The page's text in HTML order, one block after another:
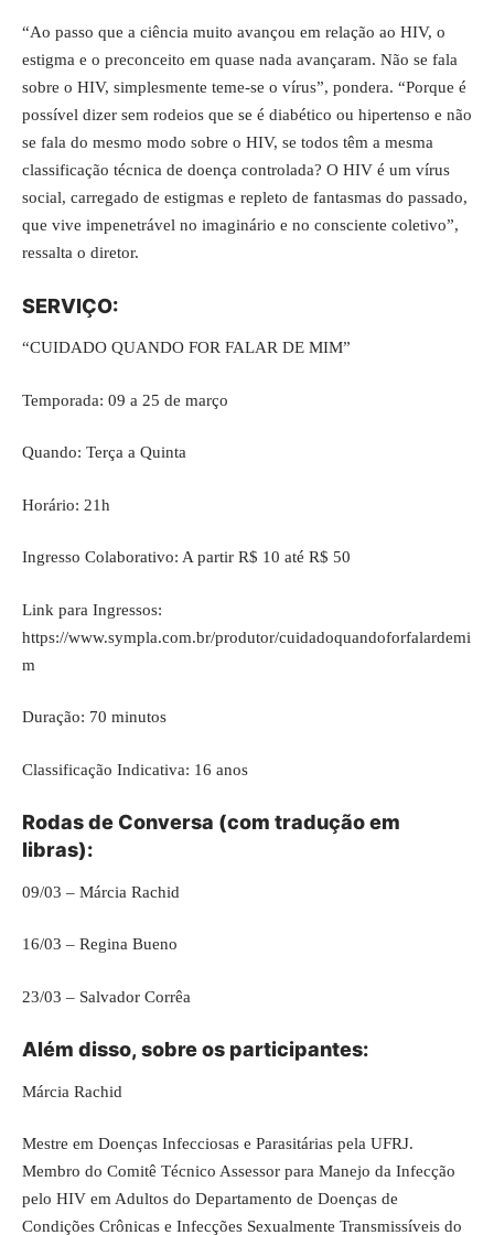
“Ao passo que a ciência muito avançou em relação ao HIV, o
estigma e o preconceito em quase nada avançaram. Não se fala
sobre o HIV, simplesmente teme-se o vírus”, pondera. “Porque é
possível dizer sem rodeios que se é diabético ou hipertenso e não
se fala do mesmo modo sobre o HIV, se todos têm a mesma
classificação técnica de doença controlada? O HIV é um vírus
social, carregado de estigmas e repleto de fantasmas do passado,
que vive impenetrável no imaginário e no consciente coletivo”,
ressalta o diretor.
SERVIÇO:
“CUIDADO QUANDO FOR FALAR DE MIM”
Temporada: 09 a 25 de março
Quando: Terça a Quinta
Horário: 21h
Ingresso Colaborativo: A partir R$ 10 até R$ 50
Link para Ingressos:
https://www.sympla.com.br/produtor/cuidadoquandoforfalardemi
m
Duração: 70 minutos
Classificação Indicativa: 16 anos
Rodas de Conversa (com tradução em
libras):
09/03 – Márcia Rachid
16/03 – Regina Bueno
23/03 – Salvador Corrêa
Além disso, sobre os participantes:
Márcia Rachid
Mestre em Doenças Infecciosas e Parasitárias pela UFRJ.
Membro do Comitê Técnico Assessor para Manejo da Infecção
pelo HIV em Adultos do Departamento de Doenças de
Condições Crônicas e Infecções Sexualmente Transmissíveis do